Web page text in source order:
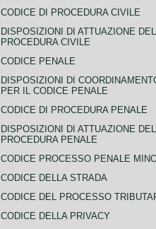
CODICE DI PROCEDURA CIVILE
DISPOSIZIONI DI ATTUAZIONE
PROCEDURA CIVILE
CODICE PENALE
DISPOSIZIONI DI
PER IL CODICE PENALE
CODICE DI PROCEDURA PENALE
DISPOSIZIONI DI ATTUAZIONE
PROCEDURA PENALE
CODICE PROCESSO PENALE
CODICE DELLA STRADA
CODICE DEL PROCESSO
CODICE DELLA PRIVACY